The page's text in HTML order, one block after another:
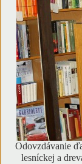
Odovzdávanie
lesníckej a